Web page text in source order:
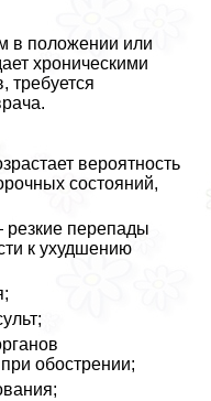
в положении или
хроническими
требуется
вероятность
состояний,
перепады
к ухудшению
обострении;